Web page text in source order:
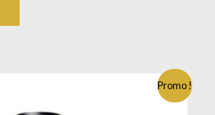
Promo !